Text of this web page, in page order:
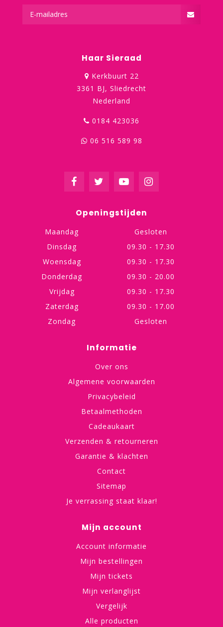
Haar Sieraad
Kerkbuurt 22
3361 BJ, Sliedrecht
Nederland
0184 423036
06 516 589 98
Openingstijden
Maandag
Gesloten
Dinsdag
09.30 - 17.30
Woensdag
09.30 - 17.30
Donderdag
09.30 - 20.00
Vrijdag
09.30 - 17.30
Zaterdag
09.30 - 17.00
Zondag
Gesloten
Informatie
Over ons
Algemene voorwaarden
Privacybeleid
Betaalmethoden
Cadeaukaart
Verzenden & retourneren
Garantie & klachten
Contact
Sitemap
Je verrassing staat klaar!
Mijn account
Account informatie
Mijn bestellingen
Mijn tickets
Mijn verlanglijst
Vergelijk
Alle producten